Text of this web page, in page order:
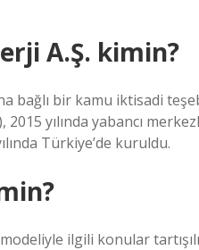
A.Ş. kimin?
bağlı bir kamu iktisadi
yılında yabancı
Türkiye’de kuruldu.
ilgili konular